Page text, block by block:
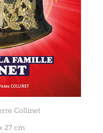
Collinet
27 cm